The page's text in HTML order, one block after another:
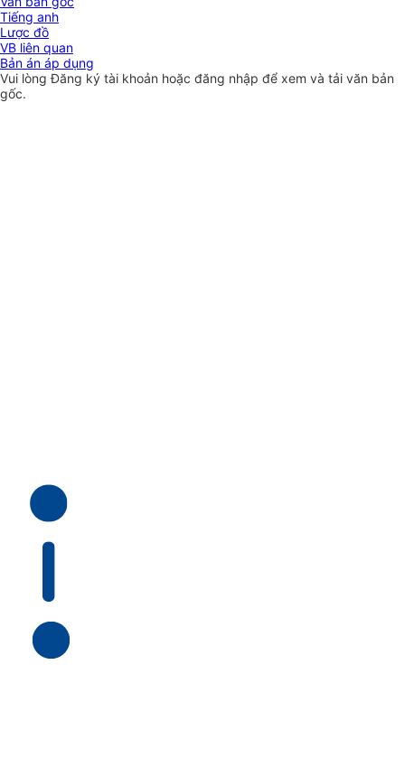
Tiếng anh
Lược đồ
VB liên quan
Bản án áp dụng
Vui lòngĐăng ký tài khoản hoặc đăng nhập để xem và tải văn bản
gốc.